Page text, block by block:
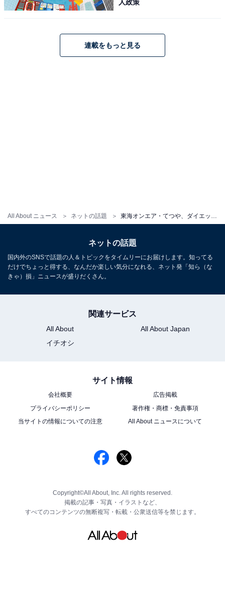
All About ニュース ネットの話題 東海オンエア・てつや、ダイエットで9キロ減のビフォーアフター写真公開！ 「イケメンすぎる」「すげー！」
人政策
連載をもっと見る
ネットの話題
国内外のSNSで話題の人＆トピックをタイムリーにお届けします。知ってる
だけでちょっと得する、なんだか楽しい気分になれる、ネット発「知ら（な
きゃ）損」ニュースが盛りだくさん。
関連サービス
All About
All About Japan
イチオシ
サイト情報
会社概要
広告掲載
プライバシーポリシー
著作権・商標・免責事項
当サイトの情報についての注意
All About ニュースについて
Copyright©All About, Inc. All rights reserved.
掲載の記事・写真・イラストなど、
すべてのコンテンツの無断複写・転載・公衆送信等を禁じます。